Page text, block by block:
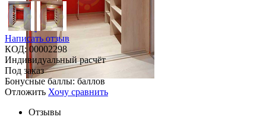
Написать отзыв
КОД: 00002298
Индивидуальный расчёт
Под заказ
Бонусные баллы: баллов
Отложить Хочу сравнить
Отзывы